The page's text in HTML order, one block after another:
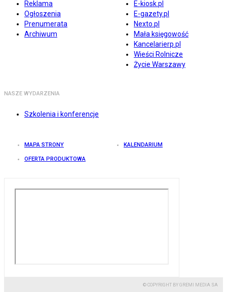
Reklama
Ogłoszenia
Prenumerata
Archiwum
E-kiosk.pl
E-gazety.pl
Nexto.pl
Mała księgowość
Kancelarierp.pl
Wieści Rolnicze
Życie Warszawy
NASZE WYDARZENIA
Szkolenia i konferencje
MAPA STRONY KALENDARIUM
OFERTA PRODUKTOWA
© COPYRIGHT BY GREMI MEDIA SA